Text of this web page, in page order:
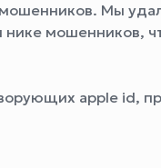
мошенников. Мы
нике мошенников,
apple id,